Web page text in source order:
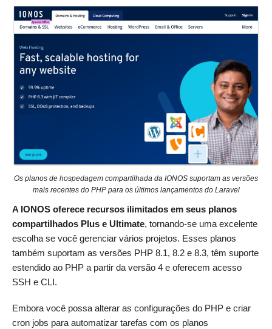
Os planos de hospedagem compartilhada da IONOS suportam as versões
mais recentes do PHP para os últimos lançamentos do Laravel
A IONOS oferece recursos ilimitados em seus planos
compartilhados Plus e Ultimate, tornando-se uma excelente
escolha se você gerenciar vários projetos. Esses planos
também suportam as versões PHP 8.1, 8.2 e 8.3, têm suporte
estendido ao PHP a partir da versão 4 e oferecem acesso
SSH e CLI.
Embora você possa alterar as configurações do PHP e criar
cron jobs para automatizar tarefas com os planos